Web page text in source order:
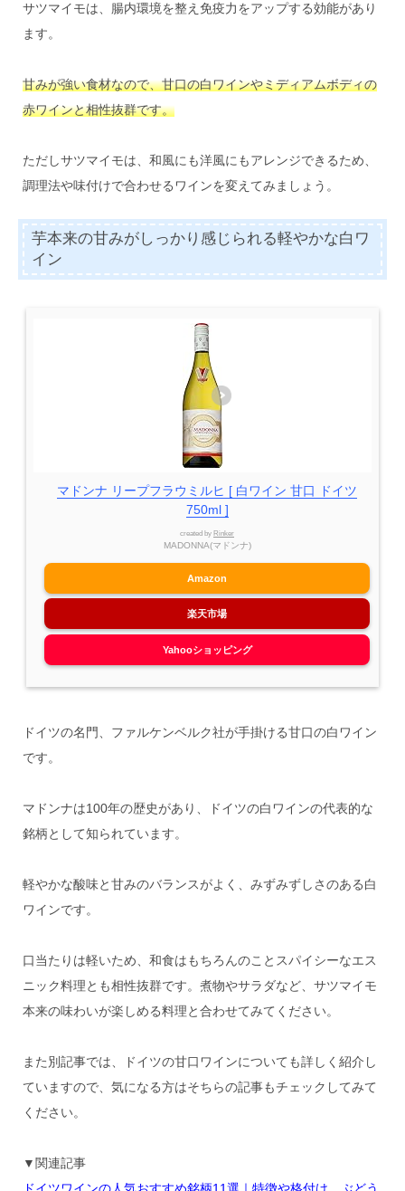
サツマイモは、腸内環境を整え免疫力をアップする効能があり
ます。
甘みが強い食材なので、甘口の白ワインやミディアムボディの
赤ワインと相性抜群です。
ただしサツマイモは、和風にも洋風にもアレンジできるため、
調理法や味付けで合わせるワインを変えてみましょう。
芋本来の甘みがしっかり感じられる軽やかな白ワ
イン
マドンナ リープフラウミルヒ [ 白ワイン 甘口 ドイツ
750ml ]
created by Rinker
MADONNA(マドンナ)
Amazon
楽天市場
Yahooショッピング
ドイツの名門、ファルケンベルク社が手掛ける甘口の白ワイン
です。
マドンナは100年の歴史があり、ドイツの白ワインの代表的な
銘柄として知られています。
軽やかな酸味と甘みのバランスがよく、みずみずしさのある白
ワインです。
口当たりは軽いため、和食はもちろんのことスパイシーなエス
ニック料理とも相性抜群です。煮物やサラダなど、サツマイモ
本来の味わいが楽しめる料理と合わせてみてください。
また別記事では、ドイツの甘口ワインについても詳しく紹介し
ていますので、気になる方はそちらの記事もチェックしてみて
ください。
▼関連記事